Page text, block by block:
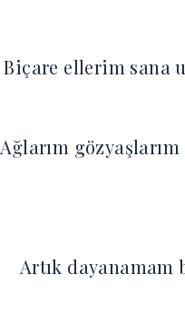
Biçare ellerim sana
Ağlarım
Artık dayanamam